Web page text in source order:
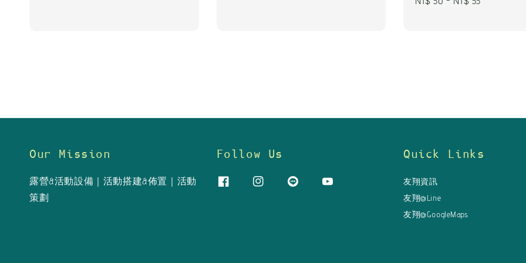
Our Mission
露營&活動設備｜活動搭建&佈置｜活動
策劃
Follow Us Quick Links
友翔資訊
友翔@Line
友翔@GoogleMaps